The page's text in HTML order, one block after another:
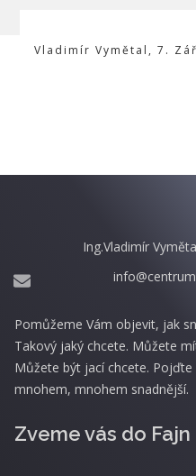
Vladimír Vymětal ,7. Zář
Ing.Vladimír
Pomůžeme Vám objevit, jak
Takový jaký chcete. Můžete
Můžete být jací chcete.
mnohem, mnohem snadnější.
Zveme vás do Fajn